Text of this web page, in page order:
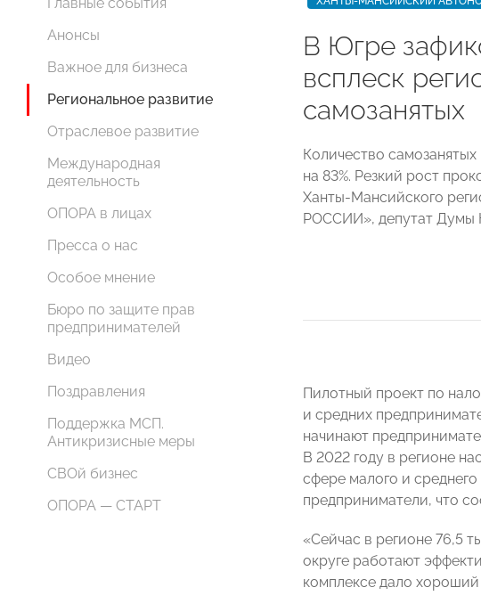
Анонсы
Важное для бизнеса
Региональное развитие
Отраслевое развитие
Международная
деятельность
ОПОРА в лицах
Пресса о нас
Особое мнение
Бюро по защите прав
предпринимателей
Видео
Поздравления
Поддержка МСП.
Антикризисные меры
СВОй бизнес
ОПОРА — СТАРТ
В Югре
всплеск
самозанятых
Количество
на 83%. Резкий рост
Ханты-Мансийского
РОССИИ», депутат Думы
Пилотный проект по
и средних
начинают
В 2022 году в регионе
сфере малого и
предприниматели, что
«Сейчас в регионе 76,5
округе работают
комплексе дало